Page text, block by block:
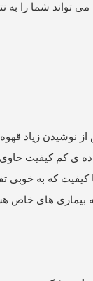
تواند شما را به
نوشیدن زیاد
داده ی کم کیفیت
که به خوبی
های خاص